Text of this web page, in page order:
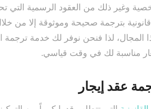
وغير ذلك من العقود الرسمية التي
بترجمة صحيحة وموثوقة إلا من
المجال، لذا فنحن نوفر لك خدمة ترجمة
مناسبة لك في وقت قياسي.
عقد إيجار